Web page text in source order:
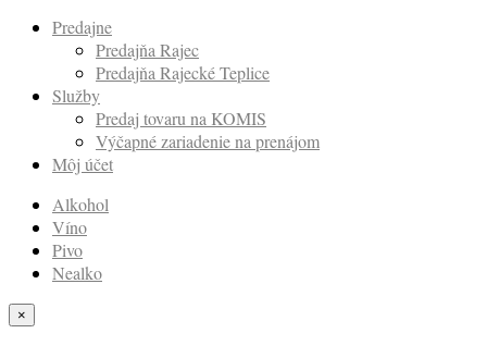
Predajne
Predajňa Rajec
Predajňa Rajecké Teplice
Služby
Predaj tovaru na KOMIS
Výčapné zariadenie na prenájom
Môj účet
Alkohol
Víno
Pivo
Nealko
×